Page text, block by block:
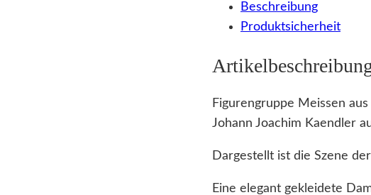
Beschreibung
Produktsicherheit
Figurengruppe Meissen
Johann Joachim Kaendler
Dargestellt ist die Szene der
Eine elegant gekleidete